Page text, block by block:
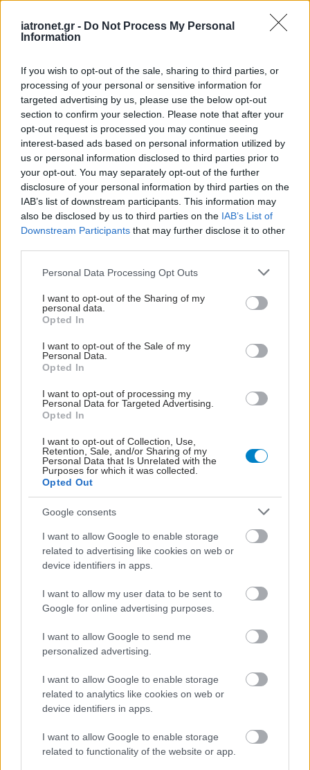
iatronet.gr - Do Not Process My Personal
Information
If you wish to opt-out of the sale, sharing to third parties, or
processing of your personal or sensitive information for
targeted advertising by us, please use the below opt-out
section to confirm your selection. Please note that after your
opt-out request is processed you may continue seeing
interest-based ads based on personal information utilized by
us or personal information disclosed to third parties prior to
your opt-out. You may separately opt-out of the further
disclosure of your personal information by third parties on the
IAB’s list of downstream participants. This information may
also be disclosed by us to third parties on the IAB’s List of
Downstream Participants that may further disclose it to other
Please note that this website/app uses one or more Google
not limited to your visit or usage behaviour. You may click to
grant or deny consent to Google and its third-party tags to
use your data for below specified purposes in below Google
consent section.
Personal Data Processing Opt Outs
I want to opt-out of the Sharing of my
personal data.
Opted In
I want to opt-out of the Sale of my
Personal Data.
Opted In
I want to opt-out of processing my
Personal Data for Targeted Advertising.
Opted In
I want to opt-out of Collection, Use,
Retention, Sale, and/or Sharing of my
Personal Data that Is Unrelated with the
Purposes for which it was collected.
Opted Out
Google consents
I want to allow Google to enable storage
related to advertising like cookies on web or
device identifiers in apps.
I want to allow my user data to be sent to
Google for online advertising purposes.
I want to allow Google to send me
personalized advertising.
I want to allow Google to enable storage
related to analytics like cookies on web or
device identifiers in apps.
I want to allow Google to enable storage
related to functionality of the website or app.
Εκφύλιση ωχράς κηλίδας
Προσθέστε το iatronet.gr στο Discover
shares
ΔΙΑΒΑΣΤΕ ΑΚΟΜΑ
Νέα θεραπεία για τη
νεοαγγειακή ηλικιακή
εκφύλιση της ωχράς
Η Samsung Bioepis θα
Η εξέλιξη στη θεραπεία
Οι ασθενείς με ψωρίαση
κινδυνεύουν από
ηλικιακή εκφύλιση της
ωχράς κηλίδας
Ενημέρωση ΕΟΦ: Έως
το τέλος του 2026 η
έλλειψη βερτεπορφίνης
για την εκφύλιση ωχράς
Bayer - EURETINA
ωχράς κηλίδας και
διαβητικό οίδημα ωχράς